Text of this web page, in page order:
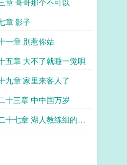
章 影子
一章 別惹你姑
五章 大不了就睡一觉唄
九章 家里来客人了
十三章 中中国万岁
十七章 湖人教练组的震